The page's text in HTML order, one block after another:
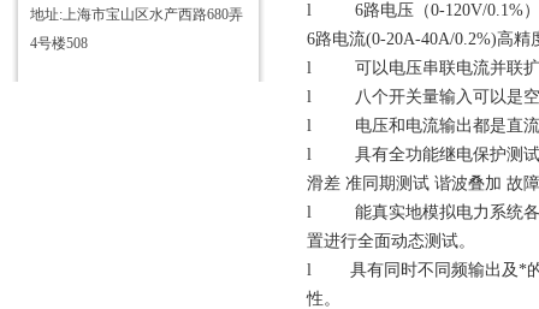
地址:上海市宝山区水产西路680弄
4号楼508
l 6路电压（0-120V/0.1%
6路电流(0-20A-40A/0.2%)高精
l 可以电压串联电流并联扩
l 八个开关量输入可以是空触
l 电压和电流输出都是直流耦
l 具有全功能继电保护测试程
滑差 准同期测试 谐波叠加 故
l 能真实地模拟电力系统各种
置进行全面动态测试。
l 具有同时不同频输出及*的
性。